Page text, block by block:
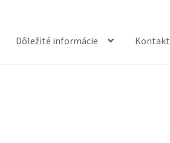
Dôležité informácie Kontakt